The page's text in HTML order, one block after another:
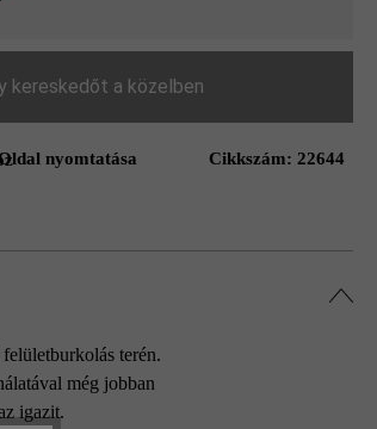
kereskedőt a közelben
nyomtatása Cikkszám: 22644
terén.
még jobban
igazit.